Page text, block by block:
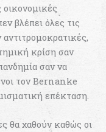
οικονομικές
βλέπει όλες τις
κρίση σαν
σαν να
τον Bernanke
επέκταση.
θα χαθούν καθώς οι